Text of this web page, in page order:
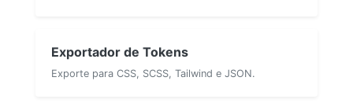
Exportador de Tokens
Exporte para CSS, SCSS, Tailwind e JSON.